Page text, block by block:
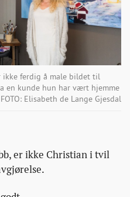
ikke ferdig å male bildet til
en kunde hun har vært hjemme
Elisabeth de Lange Gjesdal
er ikke Christian i tvil